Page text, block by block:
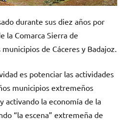
durante sus diez años por
la Comarca Sierra de
de Cáceres y Badajoz.
es potenciar las actividades
municipios extremeños
activando la economía de la
“la escena” extremeña de